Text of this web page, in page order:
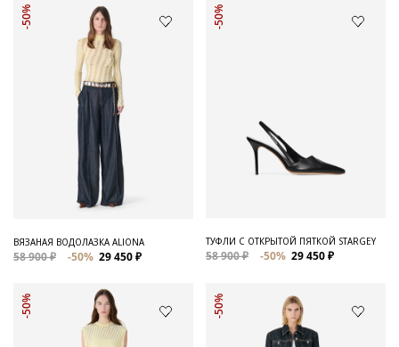
-50%
ВЯЗАНАЯ ВОДОЛАЗКА ALIONA
58 900 ₽ -50% 29 450 ₽
-50%
ТУФЛИ С ОТКРЫТОЙ ПЯТКОЙ STARGEY
58 900 ₽ -50% 29 450 ₽
-50% -50%